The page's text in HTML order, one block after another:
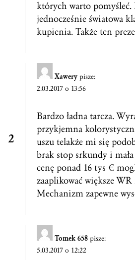
których warto pomyśleć.
jednocześnie światowa
kupienia. Także ten
Xawery pisze:
2.03.2017 o 13:56
Bardzo ładna tarcza.
przykjemna
uszu telakże mi się
brak stop srkundy i
cenę ponad 16 tys €
zaaplikować większe
Mechanizm zapewne
Tomek 658 pisze:
5.03.2017 o 12:22